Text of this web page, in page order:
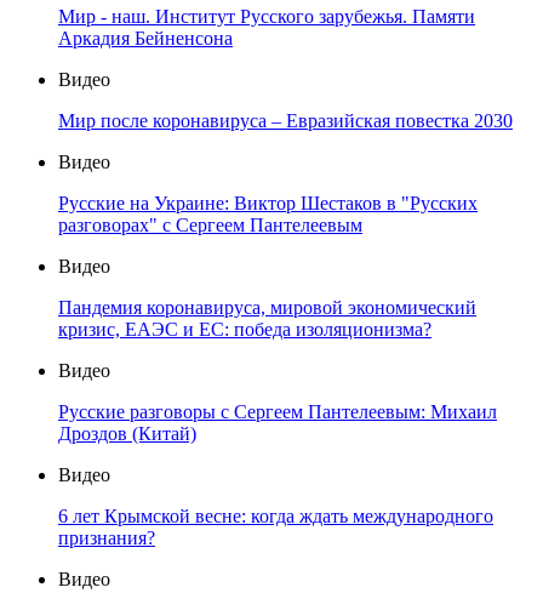
Мир - наш. Институт Русского зарубежья. Памяти
Аркадия Бейненсона
Видео
Мир после коронавируса – Евразийская повестка 2030
Видео
Русские на Украине: Виктор Шестаков в "Русских
разговорах" с Сергеем Пантелеевым
Видео
Пандемия коронавируса, мировой экономический
кризис, ЕАЭС и ЕС: победа изоляционизма?
Видео
Русские разговоры с Сергеем Пантелеевым: Михаил
Дроздов (Китай)
Видео
6 лет Крымской весне: когда ждать международного
признания?
Видео